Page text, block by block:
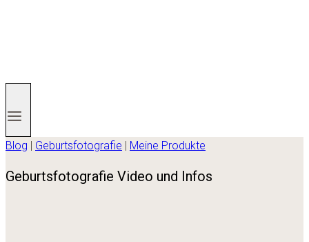
Blog Geburtsfotografie Meine Produkte
Geburtsfotografie Video und Infos